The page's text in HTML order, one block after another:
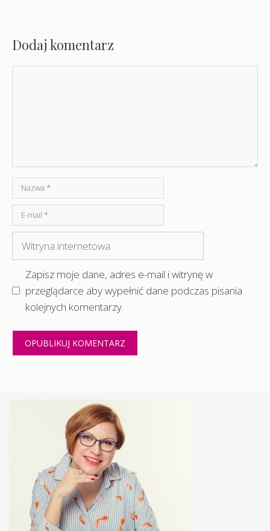
Dodaj komentarz
Nazwa
mail
internetowa
Zapisz moje dane, adres e-mail i witrynę w
przeglądarce aby wypełnić dane podczas pisania
kolejnych komentarzy.